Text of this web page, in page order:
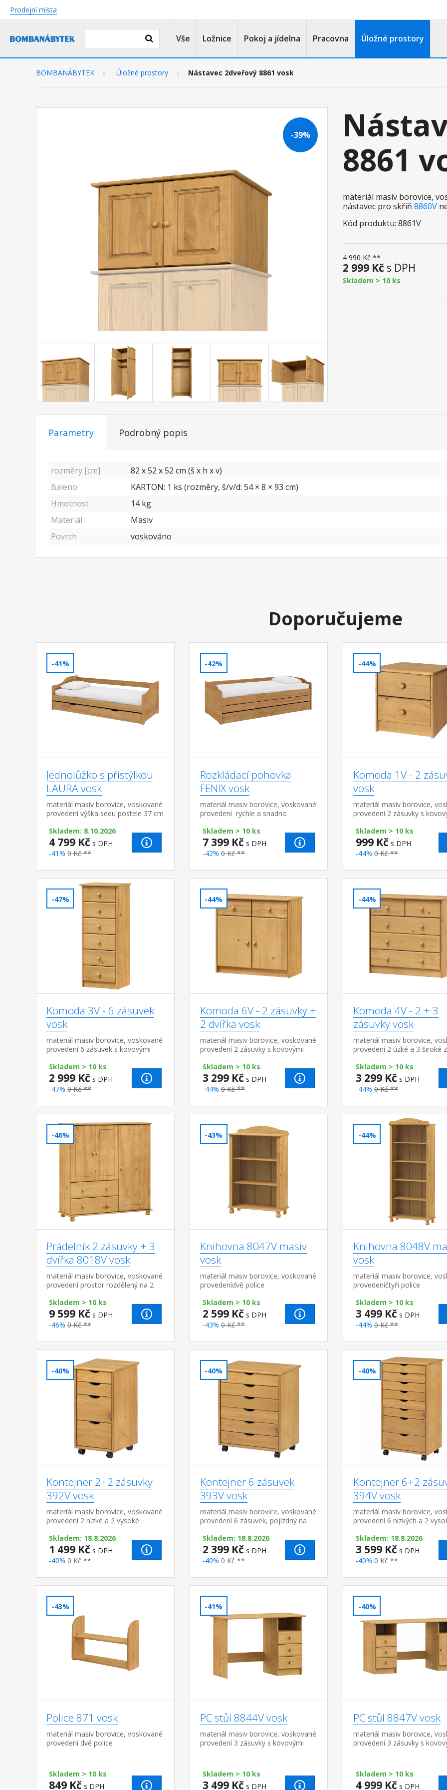
Prodejní místa
Vše Ložnice Pokoj a jídelna Pracovna Úložné prostory
BOMBANÁBYTEK Úložné prostory Nástavec 2dveřový 8861 vosk
-39%
8861
materiál masiv borovice,
nástavec pro skříň 8860V
Kód produktu: 8861V
4 990 Kč **
2 999 Kč s DPH
Skladem > 10 ks
Parametry Podrobný popis
rozměry [cm]
82 x 52 x 52 cm (š x h x v)
Baleno
KARTON: 1 ks (rozměry, š/v/d: 54 × 8 × 93 cm)
Hmotnost
14 kg
Materiál
Masiv
Povrch
voskováno
Doporučujeme
-41%
Jednolůžko s přistýlkou
LAURA vosk
materiál masiv borovice, voskované
provedení výška sedu postele 37 cm
matrace nejsou v ceně výsuv
možno využít...
Skladem: 8.10.2026
4 799 Kč s DPH
-41% 0 Kč **
-42%
Rozkládací pohovka
FENIX vosk
materiál masiv borovice, voskované
provedení rychle a snadno
rozložitelná na dvě nebo tři lůžka
dva laťkové rošty jsou součástí...
Skladem > 10 ks
7 399 Kč s DPH
-42% 0 Kč **
-44%
Komoda 1V - 2
vosk
materiál masiv borovice,
provedení 2 zásuvky s
Skladem > 10 ks
999 Kč s DPH
-44% 0 Kč **
-47%
Komoda 3V - 6 zásuvek
vosk
materiál masiv borovice, voskované
provedení 6 zásuvek s kovovými
Skladem > 10 ks
2 999 Kč s DPH
-47% 0 Kč **
-44%
Komoda 6V - 2 zásuvky +
2 dvířka vosk
materiál masiv borovice, voskované
provedení 2 zásuvky s kovovými
policí, hloubka zásuvky 27,5 cm
Skladem > 10 ks
3 299 Kč s DPH
-44% 0 Kč **
-44%
Komoda 4V - 2 + 3
zásuvky vosk
materiál masiv borovice,
provedení 2 úzké a 3 široké
zásuvky 27,5 cm
Skladem > 10 ks
3 299 Kč s DPH
-44% 0 Kč **
-46%
Prádelník 2 zásuvky + 3
dvířka 8018V vosk
materiál masiv borovice, voskované
provedení prostor rozdělený na 2
variabilní police v širší části 2 dvířk...
Skladem > 10 ks
9 599 Kč s DPH
-46% 0 Kč **
-43%
Knihovna 8047V masiv
vosk
materiál masiv borovice, voskované
provedenídvě police
Skladem > 10 ks
2 599 Kč s DPH
-43% 0 Kč **
-44%
Knihovna 8048V
vosk
materiál masiv borovice,
provedeníčtyři police
Skladem > 10 ks
3 499 Kč s DPH
-44% 0 Kč **
-40%
Kontejner 2+2 zásuvky
392V vosk
materiál masiv borovice, voskované
provedení 2 nízké a 2 vysoké
Skladem: 18.8.2026
1 499 Kč s DPH
-40% 0 Kč **
-40%
Kontejner 6 zásuvek
393V vosk
materiál masiv borovice, voskované
provedení 6 zásuvek, pojízdný na
Skladem: 18.8.2026
2 399 Kč s DPH
-40% 0 Kč **
-40%
Kontejner 6+2
394V vosk
materiál masiv borovice,
provedení 6 nízkých a 2
Skladem: 18.8.2026
3 599 Kč s DPH
-40% 0 Kč **
-43%
Police 871 vosk
materiál masiv borovice, voskované
provedení dvě police
Skladem > 10 ks
849 Kč s DPH
-41%
PC stůl 8844V vosk
materiál masiv borovice, voskované
provedení 3 zásuvky s kovovými
(š/h/v) 27,9 × 30,...
Skladem > 10 ks
3 499 Kč s DPH
-40%
PC stůl 8847V vosk
materiál masiv borovice,
provedení 3 zásuvky s
cm bez...
Skladem > 10 ks
4 999 Kč s DPH